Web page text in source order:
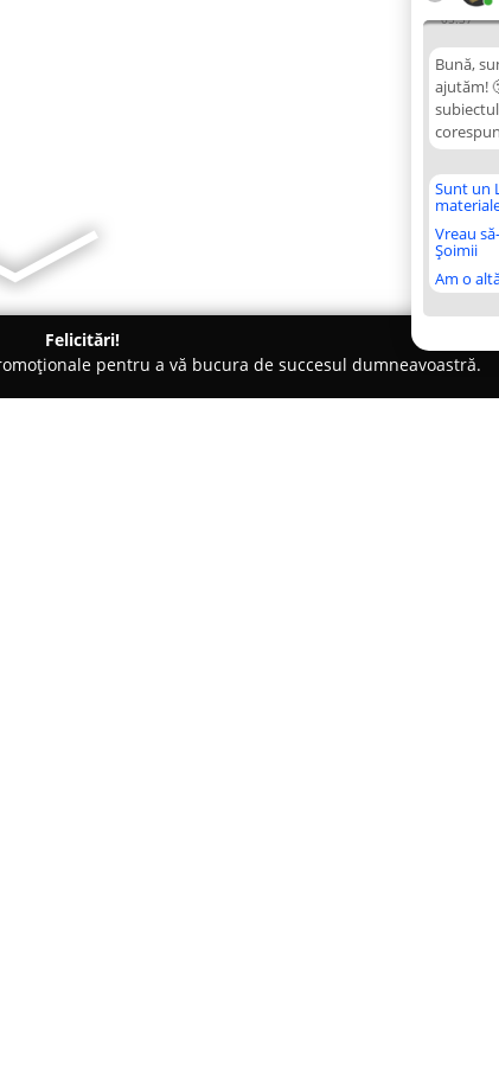
05:37
Bună,
ajutăm!
Sunt un
Vreau
Șoimii
Am o
Felicitări!
pentru a vă bucura de succesul dumneavoastră.